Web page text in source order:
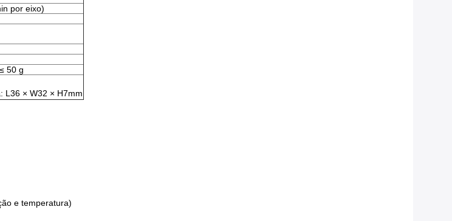
por eixo)
50 g
L36 × W32 × H7mm
e temperatura)